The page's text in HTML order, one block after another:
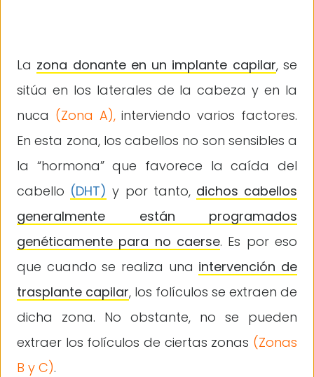
La zona donante en un implante capilar, se
sitúa en los laterales de la cabeza y en la
nuca (Zona A),interviendo varios factores.
En esta zona, los cabellos no son sensibles a
la “hormona” que favorece la caída del
cabello (DHT) y por tanto, dichos cabellos
generalmente están programados
genéticamente para no caerse. Es por eso
que cuando se realiza una intervención de
trasplante capilar, los folículos se extraen de
dicha zona. No obstante, no se pueden
extraer los folículos de ciertas zonas (Zonas
B y C).